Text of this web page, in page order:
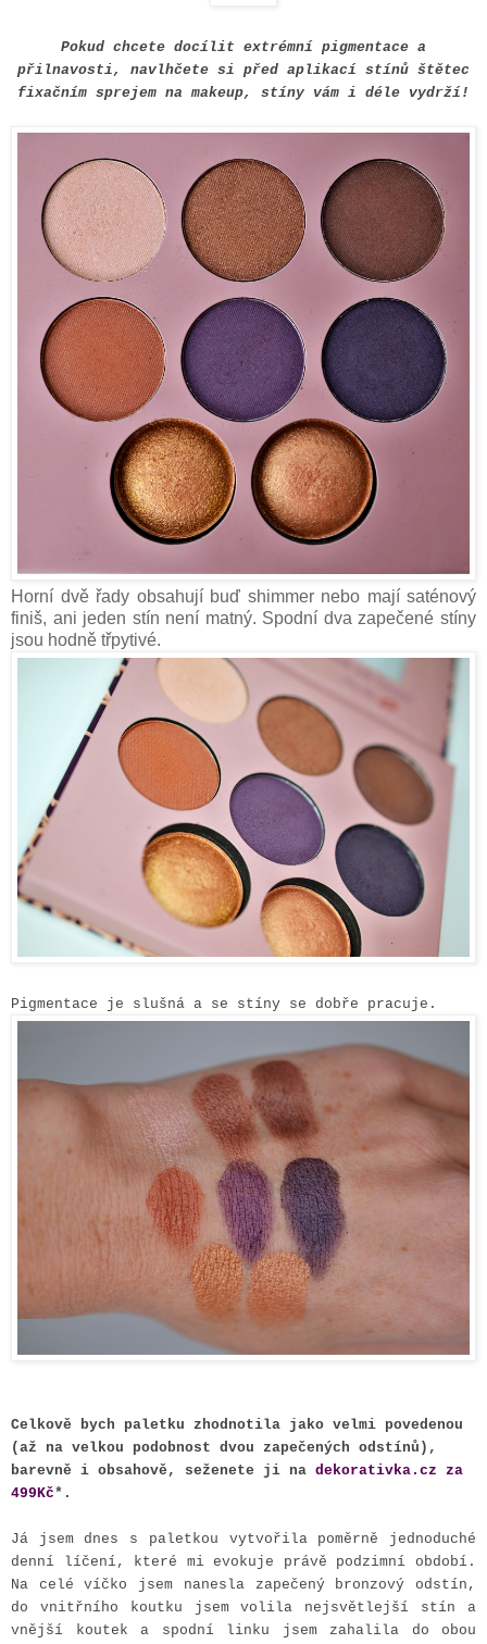
Pokud chcete docílit extrémní pigmentace a
přilnavosti, navlhčete si před aplikací stínů štětec
fixačním sprejem na makeup, stíny vám i déle vydrží!
Horní dvě řady obsahují buď shimmer nebo mají saténový
finiš, ani jeden stín není matný. Spodní dva zapečené stíny
jsou hodně třpytivé.
Pigmentace je slušná a se stíny se dobře pracuje.
Celkově bych paletku zhodnotila jako velmi povedenou
(až na velkou podobnost dvou zapečených odstínů),
barevně i obsahově, seženete ji na dekorativka.cz za
499Kč*.
Já jsem dnes s paletkou vytvořila poměrně jednoduché
denní líčení, které mi evokuje právě podzimní období.
Na celé víčko jsem nanesla zapečený bronzový odstín,
do vnitřního koutku jsem volila nejsvětlejší stín a
vnější koutek a spodní linku jsem zahalila do obou